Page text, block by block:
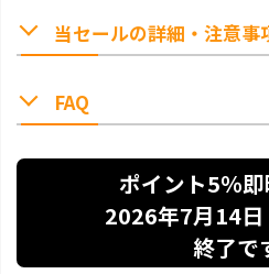
当セールの詳細・注意事
FAQ
ポイント5％即
2026年7月14
終了で